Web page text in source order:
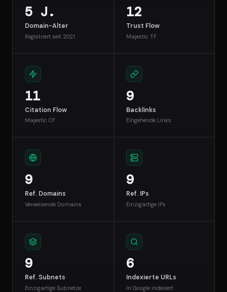
5 J.
Domain-Alter
Registriert seit 2021
12
Trust Flow
Majestic TF
11
Citation Flow
Majestic CF
9
Backlinks
Eingehende Links
9
Ref. Domains
Verweisende Domains
9
Ref. IPs
Einzigartige IPs
9
Ref. Subnets
Einzigartige Subnetze
6
Indexierte URLs
In Google indexiert